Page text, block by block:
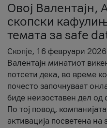
Овој Валентајн,
скопски
темата за safe
Скопје, 16 февруари
Валентајн минатиот
потсети дека, во време
почесто започнуваат
биде неизоставен дел од
По тој повод,
активација посветена